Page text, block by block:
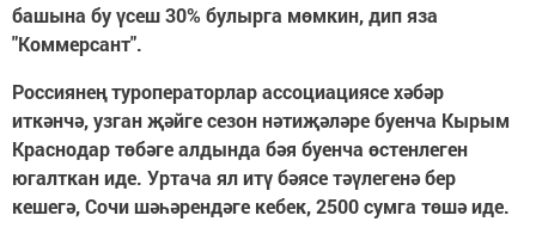
башына бу үсеш 30% булырга мөмкин, дип яза
"Коммерсант".
Россиянең туроператорлар ассоциациясе хәбәр
иткәнчә, узган җәйге сезон нәтиҗәләре буенча Кырым
Краснодар төбәге алдында бәя буенча өстенлеген
югалткан иде. Уртача ял итү бәясе тәүлегенә бер
кешегә, Сочи шәһәрендәге кебек, 2500 сумга төшә иде.